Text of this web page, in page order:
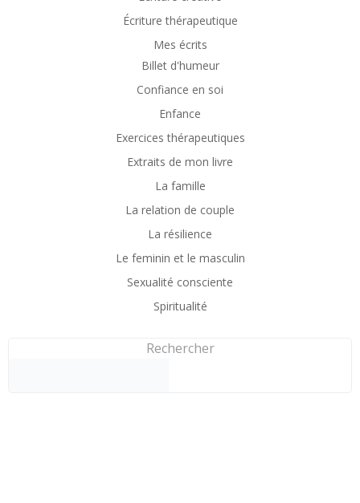
Écriture thérapeutique
Mes écrits
Billet d'humeur
Confiance en soi
Enfance
Exercices thérapeutiques
Extraits de mon livre
La famille
La relation de couple
La résilience
Le feminin et le masculin
Sexualité consciente
Spiritualité
Rechercher